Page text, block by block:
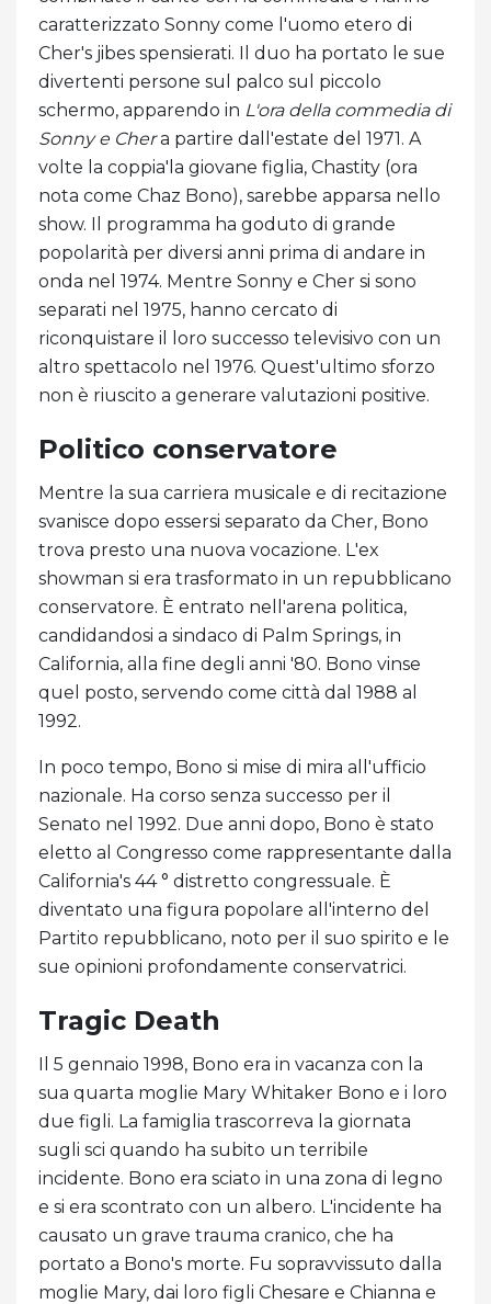
caratterizzato Sonny come l'uomo etero di
Cher's jibes spensierati. Il duo ha portato le sue
divertenti persone sul palco sul piccolo
schermo, apparendo in L'ora della commedia di
Sonny e Chera partire dall'estate del 1971. A
volte la coppia'la giovane figlia, Chastity (ora
nota come Chaz Bono), sarebbe apparsa nello
show. Il programma ha goduto di grande
popolarità per diversi anni prima di andare in
onda nel 1974. Mentre Sonny e Cher si sono
separati nel 1975, hanno cercato di
riconquistare il loro successo televisivo con un
altro spettacolo nel 1976. Quest'ultimo sforzo
non è riuscito a generare valutazioni positive.
Politico conservatore
Mentre la sua carriera musicale e di recitazione
svanisce dopo essersi separato da Cher, Bono
trova presto una nuova vocazione. L'ex
showman si era trasformato in un repubblicano
conservatore. È entrato nell'arena politica,
candidandosi a sindaco di Palm Springs, in
California, alla fine degli anni '80. Bono vinse
quel posto, servendo come città dal 1988 al
1992.
In poco tempo, Bono si mise di mira all'ufficio
nazionale. Ha corso senza successo per il
Senato nel 1992. Due anni dopo, Bono è stato
eletto al Congresso come rappresentante dalla
California's 44 ° distretto congressuale. È
diventato una figura popolare all'interno del
Partito repubblicano, noto per il suo spirito e le
sue opinioni profondamente conservatrici.
Tragic Death
Il 5 gennaio 1998, Bono era in vacanza con la
sua quarta moglie Mary Whitaker Bono e i loro
due figli. La famiglia trascorreva la giornata
sugli sci quando ha subito un terribile
incidente. Bono era sciato in una zona di legno
e si era scontrato con un albero. L'incidente ha
causato un grave trauma cranico, che ha
portato a Bono's morte. Fu sopravvissuto dalla
moglie Mary, dai loro figli Chesare e Chianna e